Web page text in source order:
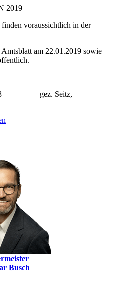
2019
voraussichtlich in der
am 22.01.2019 sowie
2018 gez. Seitz,
Busch